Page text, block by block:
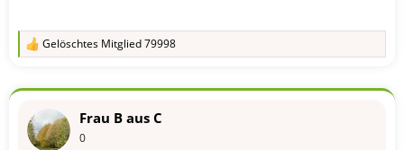
R
k
o
Gelöschtes Mitglied 79998
Frau B aus C
0